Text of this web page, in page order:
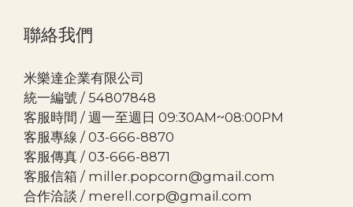
聯絡我們
米樂達企業有限公司
統一編號 / 54807848
客服時間 / 週一至週日 09:30AM~08:00PM
客服專線 / 03-666-8870
客服傳真 / 03-666-8871
客服信箱 / miller.popcorn@gmail.com
合作洽談 / merell.corp@gmail.com